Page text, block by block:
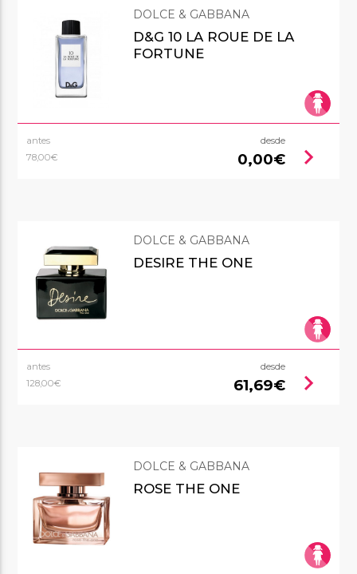
DOLCE & GABBANA
D&G 10 LA ROUE DE LA
FORTUNE
antes
78,00€
desde
0,00€ chevron_right
DOLCE & GABBANA
DESIRE THE ONE
antes
128,00€
desde
61,69€ chevron_right
DOLCE & GABBANA
ROSE THE ONE